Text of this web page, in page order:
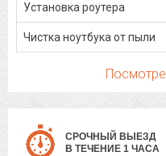
Установка роутера
Чистка ноутбука от пыли
СРОЧНЫЙ ВЫЕЗД
В ТЕЧЕНИЕ 1 ЧАСА